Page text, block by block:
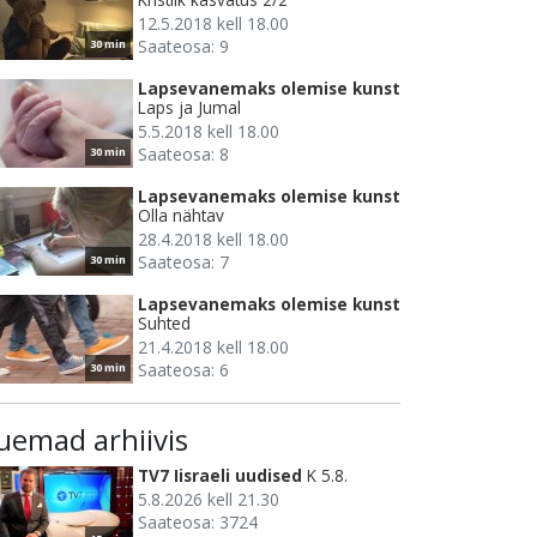
30 min
12.5.2018 kell 18.00
Saateosa: 9
30 min
Lapsevanemaks olemise kunst
Laps ja Jumal
5.5.2018 kell 18.00
Saateosa: 8
30 min
Lapsevanemaks olemise kunst
Olla nähtav
28.4.2018 kell 18.00
Saateosa: 7
30 min
Lapsevanemaks olemise kunst
Suhted
21.4.2018 kell 18.00
Saateosa: 6
arhiivis
TV7 Iisraeli uudised K 5.8.
5.8.2026 kell 21.30
Saateosa: 3724